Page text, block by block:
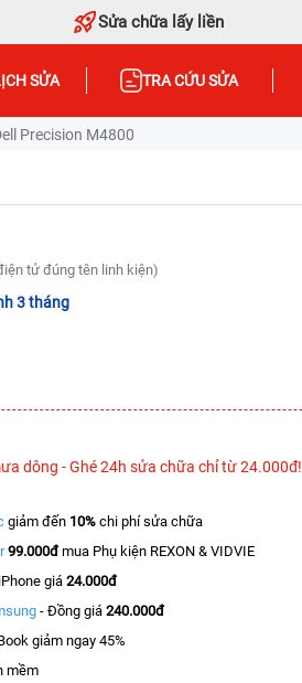
Sửa chữa lấy liền
SỬA TRA CỨU SỬA
Precision M4800
tử đúng tên linh kiện)
3 tháng
dông - Ghé 24h sửa chữa chỉ từ 24.000đ!
giảm đến 10% chi phí sửa chữa
99.000đmua Phụ kiện REXON & VIDVIE
giá 24.000đ
- Đồng giá 240.000đ
giảm ngay 45%
mềm